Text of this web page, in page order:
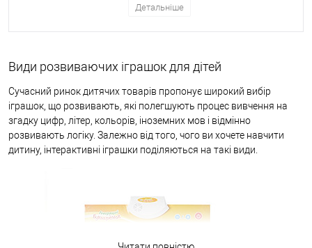
Детальніше
Види розвиваючих іграшок для дітей
Сучасний ринок дитячих товарів пропонує широкий вибір
іграшок, що розвивають, які полегшують процес вивчення на
згадку цифр, літер, кольорів, іноземних мов і відмінно
розвивають логіку. Залежно від того, чого ви хочете навчити
дитину, інтерактивні іграшки поділяються на такі види.